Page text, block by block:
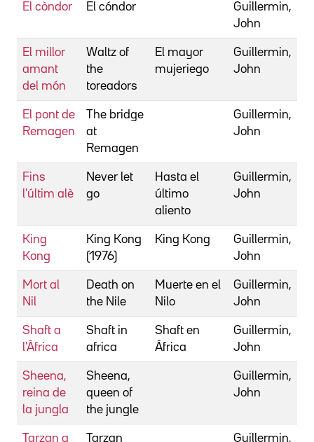
El còndor El cóndor
Guillermin,
John
El millor
amant
del món
Waltz of
the
toreadors
El mayor
mujeriego
Guillermin,
John
El pont de
Remagen
The bridge
at
Remagen
Guillermin,
John
Fins
l'últim alè
Never let
go
Hasta el
último
aliento
Guillermin,
John
King
Kong
King Kong
(1976)
King Kong
Guillermin,
John
Mort al
Nil
Death on
the Nile
Muerte en el
Nilo
Guillermin,
John
Shaft a
l'Àfrica
Shaft in
africa
Shaft en
África
Guillermin,
John
Sheena,
reina de
la jungla
Sheena,
queen of
the jungle
Guillermin,
John
Tarzan a
Tarzan
Guillermin,